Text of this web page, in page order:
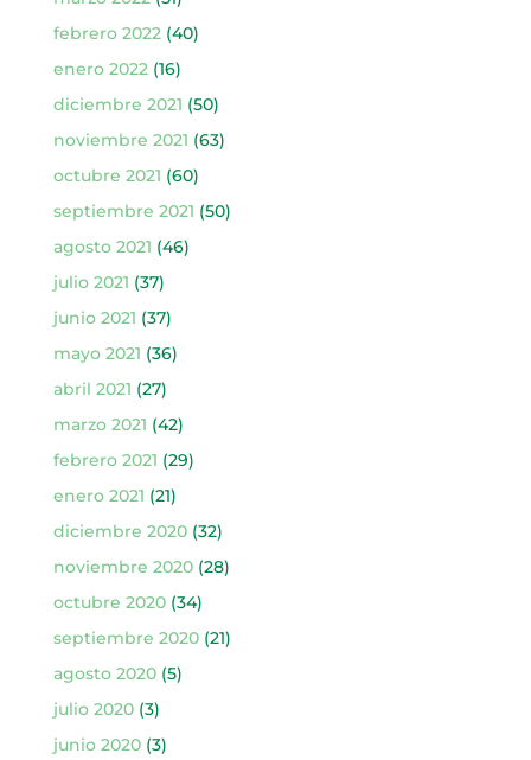
febrero 2022(40)
enero 2022(16)
diciembre 2021 (50)
noviembre 2021 (63)
octubre 2021 (60)
septiembre 2021 (50)
agosto 2021 (46)
julio 2021 (37)
junio 2021 (37)
mayo 2021 (36)
abril 2021 (27)
marzo 2021 (42)
febrero 2021 (29)
enero 2021 (21)
diciembre 2020(32)
noviembre 2020(28)
octubre 2020(34)
septiembre 2020(21)
agosto 2020(5)
julio 2020(3)
junio 2020(3)